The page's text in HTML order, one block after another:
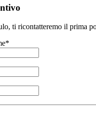
ti ricontatteremo il prima
*